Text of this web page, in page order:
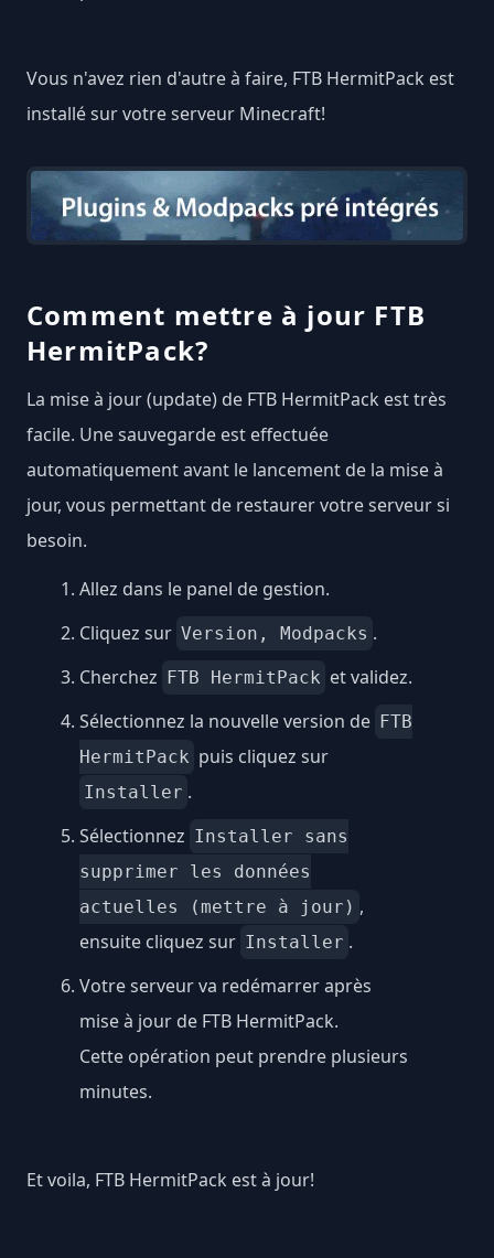
Vous n'avez rien d'autre à faire, FTB HermitPack est
installé sur votre serveur Minecraft!
Comment mettre à jour FTB
HermitPack?
La mise à jour (update) de FTB HermitPack est très
facile. Une sauvegarde est effectuée
automatiquement avant le lancement de la mise à
jour, vous permettant de restaurer votre serveur si
besoin.
Allez dans le panel de gestion.
Cliquez sur Version, Modpacks .
Cherchez FTB HermitPack et validez.
Sélectionnez la nouvelle version de FTB
HermitPack puis cliquez sur
Installer .
Sélectionnez Installer sans
supprimer les données
actuelles (mettre à jour) ,
ensuite cliquez sur Installer .
Votre serveur va redémarrer après
mise à jour de FTB HermitPack.
Cette opération peut prendre plusieurs
minutes.
Et voila, FTB HermitPack est à jour!